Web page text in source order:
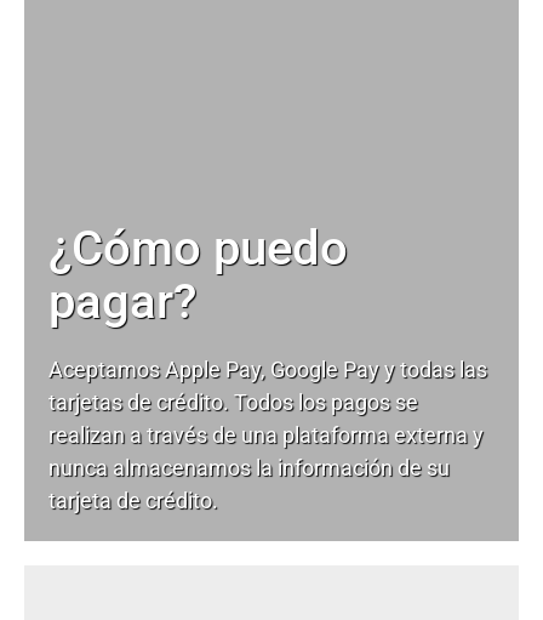
¿Cómo puedo
pagar?
Aceptamos Apple Pay, Google Pay y todas las
tarjetas de crédito. Todos los pagos se
realizan a través de una plataforma externa y
nunca almacenamos la información de su
tarjeta de crédito.